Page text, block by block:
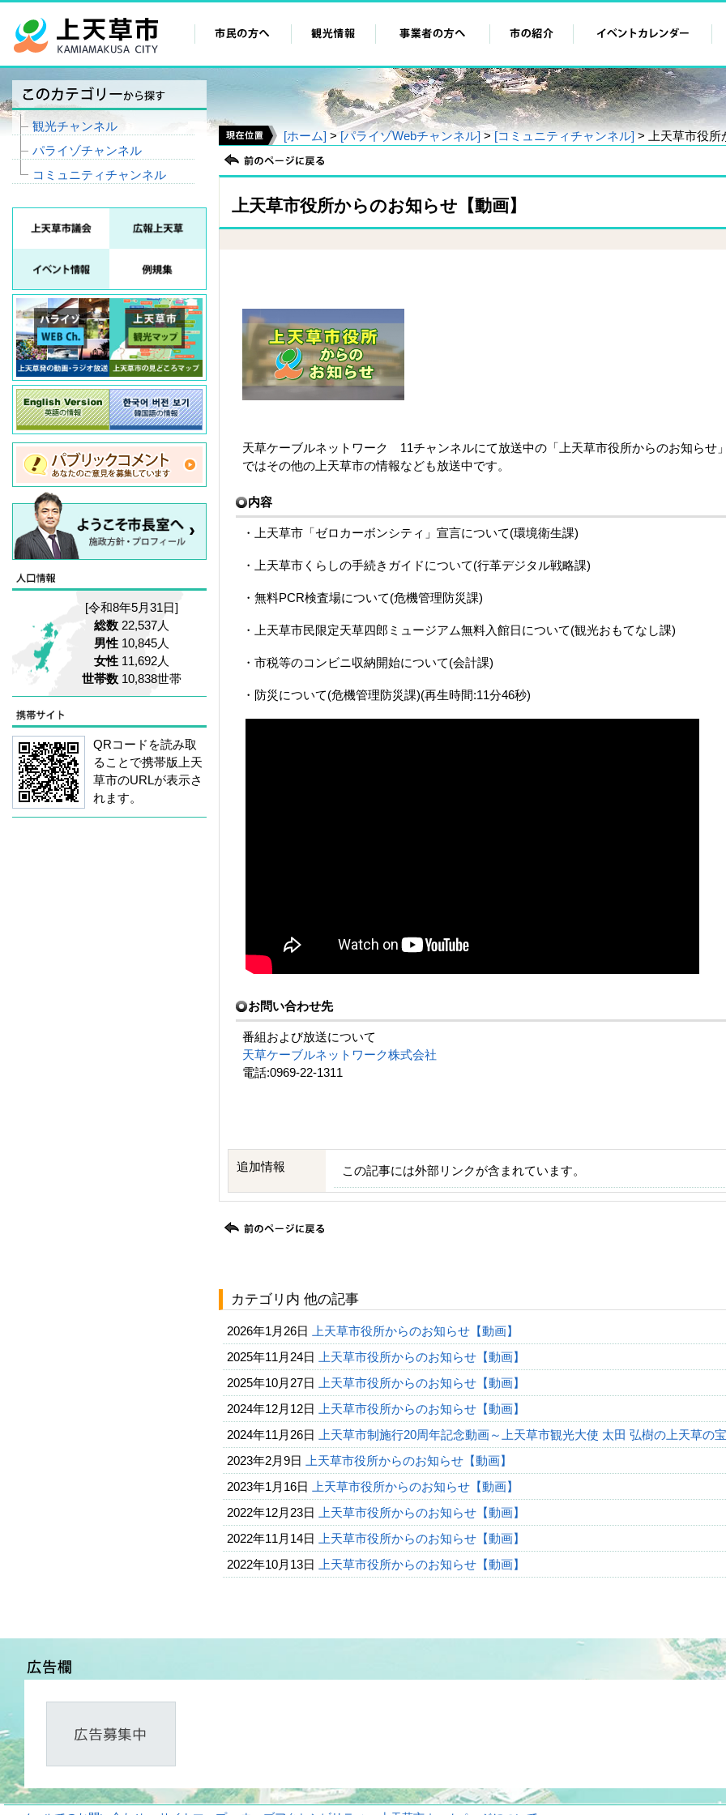
[ホーム] > [パライゾWebチャンネル] > [コミュニティチャンネル]> 上天草市役所
上天草市役所からのお知らせ【動画】
天草ケーブルネットワーク 11チャンネルにて放送中の「上天草市役所からのお知らせ
ではその他の上天草市の情報なども放送中です。
内容
・上天草市「ゼロカーボンシティ」宣言について(環境衛生課)
・上天草市くらしの手続きガイドについて(行革デジタル戦略課)
・無料PCR検査場について(危機管理防災課)
・上天草市民限定天草四郎ミュージアム無料入館日について(観光おもてなし課)
・市税等のコンビニ収納開始について(会計課)
・防災について(危機管理防災課)(再生時間:11分46秒)
お問い合わせ先
番組および放送について
天草ケーブルネットワーク株式会社
電話:0969-22-1311
追加情報 この記事には外部リンクが含まれています。
カテゴリ内 他の記事
2026年1月26日
上天草市役所からのお知らせ【動画】
2025年11月24日
上天草市役所からのお知らせ【動画】
2025年10月27日
上天草市役所からのお知らせ【動画】
2024年12月12日
上天草市役所からのお知らせ【動画】
2024年11月26日
上天草市制施行20周年記念動画～上天草市観光大使 太田 弘樹の上天草の
2023年2月9日
上天草市役所からのお知らせ【動画】
2023年1月16日
上天草市役所からのお知らせ【動画】
2022年12月23日
上天草市役所からのお知らせ【動画】
2022年11月14日
上天草市役所からのお知らせ【動画】
2022年10月13日
上天草市役所からのお知らせ【動画】
観光チャンネル
パライゾチャンネル
コミュニティチャンネル
[令和8年5月31日]
総数 22,537人
男性 10,845人
女性 11,692人
世帯数 10,838世帯
QRコードを読み取
ることで携帯版上天
草市のURLが表示さ
れます。